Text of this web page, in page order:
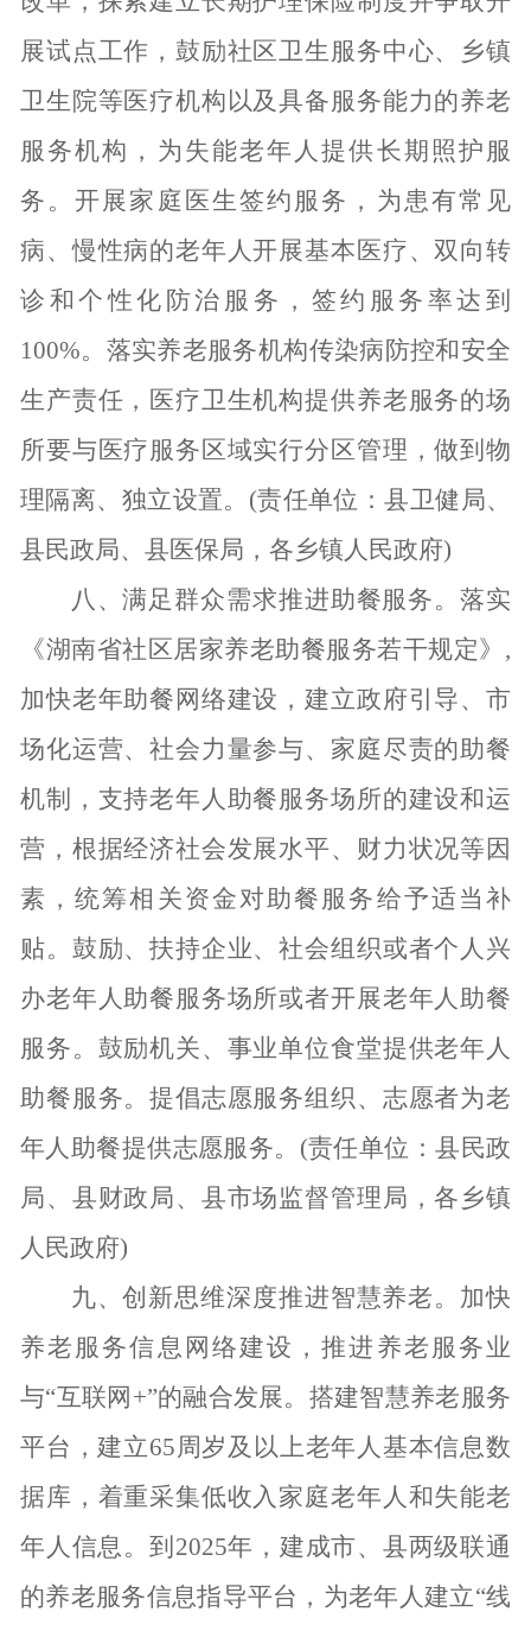
展试点工作，鼓励社区卫生服务中心、乡镇
卫生院等医疗机构以及具备服务能力的养老
服务机构，为失能老年人提供长期照护服
务。开展家庭医生签约服务，为患有常见
病、慢性病的老年人开展基本医疗、双向转
诊和个性化防治服务，签约服务率达到
100%。落实养老服务机构传染病防控和安全
生产责任，医疗卫生机构提供养老服务的场
所要与医疗服务区域实行分区管理，做到物
理隔离、独立设置。(责任单位：县卫健局、
县民政局、县医保局，各乡镇人民政府)
八、满足群众需求推进助餐服务。落实
《湖南省社区居家养老助餐服务若干规定》 ,
加快老年助餐网络建设，建立政府引导、市
场化运营、社会力量参与、家庭尽责的助餐
机制，支持老年人助餐服务场所的建设和运
营，根据经济社会发展水平、财力状况等因
素，统筹相关资金对助餐服务给予适当补
贴。鼓励、扶持企业、社会组织或者个人兴
办老年人助餐服务场所或者开展老年人助餐
服务。鼓励机关、事业单位食堂提供老年人
助餐服务。提倡志愿服务组织、志愿者为老
年人助餐提供志愿服务。(责任单位：县民政
局、县财政局、县市场监督管理局，各乡镇
人民政府)
九、创新思维深度推进智慧养老。 加快
养老服务信息网络建设，推进养老服务业
与“互联网+”的融合发展。搭建智慧养老服务
平台，建立65周岁及以上老年人基本信息数
据库，着重采集低收入家庭老年人和失能老
年人信息。到2025年，建成市、县两级联通
的养老服务信息指导平台，为老年人建立“线